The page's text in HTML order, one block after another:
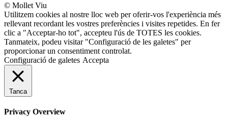
© Mollet Viu
Utilitzem cookies al nostre lloc web per oferir-vos l'experiència més
rellevant recordant les vostres preferències i visites repetides. En fer
clic a "Acceptar-ho tot", accepteu l'ús de TOTES les cookies.
Tanmateix, podeu visitar "Configuració de les galetes" per
proporcionar un consentiment controlat.
Configuració de galetes Accepta
Tanca
Privacy Overview